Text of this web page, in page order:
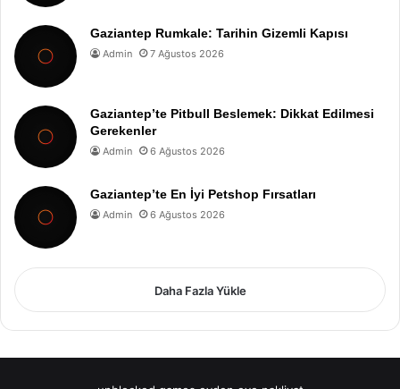
Gaziantep Rumkale: Tarihin Gizemli Kapısı
Admin 7 Ağustos 2026
Gaziantep’te Pitbull Beslemek: Dikkat Edilmesi
Gerekenler
Admin 6 Ağustos 2026
Gaziantep’te En İyi Petshop Fırsatları
Admin 6 Ağustos 2026
Daha Fazla Yükle